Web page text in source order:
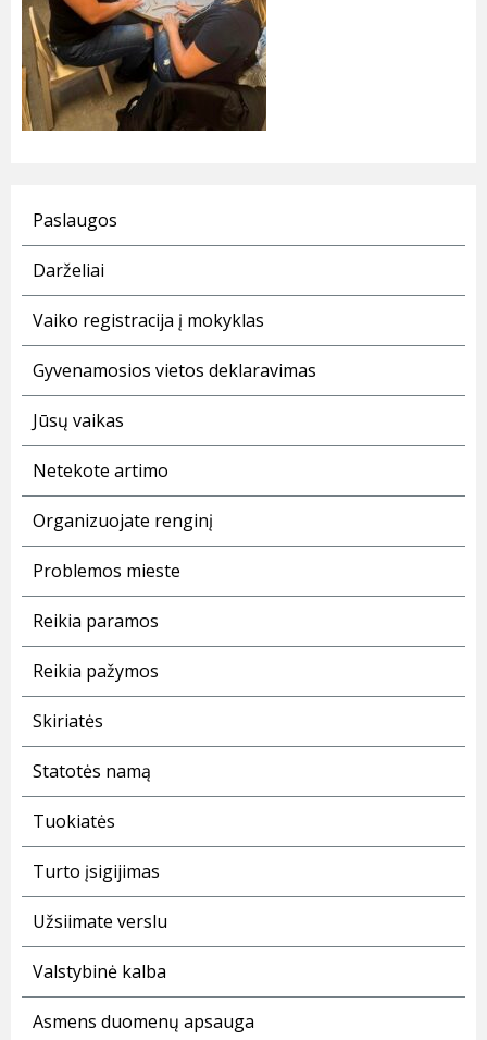
Paslaugos
Darželiai
Vaiko registracija į mokyklas
Gyvenamosios vietos deklaravimas
Jūsų vaikas
Netekote artimo
Organizuojate renginį
Problemos mieste
Reikia paramos
Reikia pažymos
Skiriatės
Statotės namą
Tuokiatės
Turto įsigijimas
Užsiimate verslu
Valstybinė kalba
Asmens duomenų apsauga